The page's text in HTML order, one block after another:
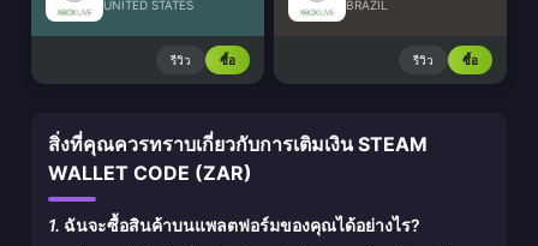
UNITED STATES
รีวิว ซื้อ
BRAZIL
รีวิว ซื้อ
สิ่งที่คุณควรทราบเกี่ยวกับการเติมเงิน STEAM
WALLET CODE (ZAR)
1. ฉันจะซื้อสินค้าบนแพลตฟอร์มของคุณได้อย่างไร?